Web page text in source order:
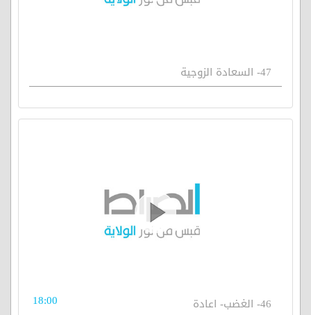
47- السعادة الزوجية
46- الغضب- اعادة 18:00